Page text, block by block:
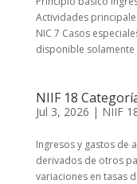
Actividades
NIC 7 Casos
disponible solamente
NIIF 18
Jul 3, 2026 | NIIF
Ingresos y gastos de
derivados de otros
variaciones en tasas